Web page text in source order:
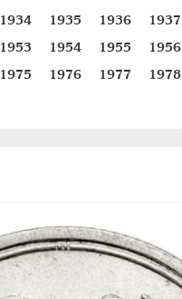
1934 1935 1936 1937
1953 1954 1955 1956
1975 1976 1977 1978